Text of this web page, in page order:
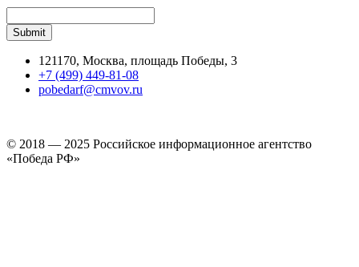
121170, Москва, площадь Победы, 3
+7 (499) 449-81-08
pobedarf@cmvov.ru
© 2018 — 2025 Российское информационное агентство
«Победа РФ»